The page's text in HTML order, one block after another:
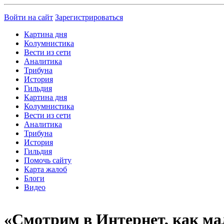
Войти на сайт Зарегистрироваться
Картина дня
Колумнистика
Вести из сети
Аналитика
Трибуна
История
Гильдия
Картина дня
Колумнистика
Вести из сети
Аналитика
Трибуна
История
Гильдия
Помочь сайту
Карта жалоб
Блоги
Видео
«Смотрим в Интернет, как